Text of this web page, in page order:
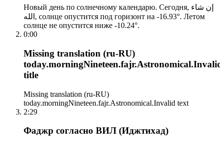
Новый день по солнечному календарю. Сегодня, إن شاء
الله, солнце опустится под горизонт на -16.93°. Летом
солнце не опустится ниже -10.24°.
0:00
Missing translation (ru-RU)
title
Missing translation (ru-RU)
today.morningNineteen.fajr.Astronomical.Invalid text
2:29
Фаджр согласно ВИЛ (Иджтихад)